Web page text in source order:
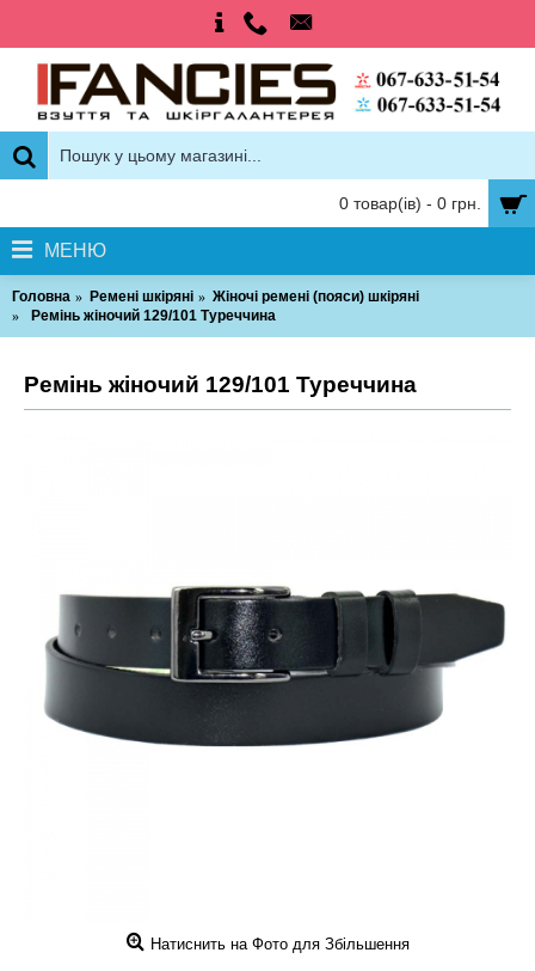
0 товар(ів) - 0 грн.
МЕНЮ
Головна Ремені шкіряні
Жіночі ремені (пояси) шкіряні
Ремінь жіночий 129/101 Туреччина
Ремінь жіночий 129/101 Туреччина
Натиснить на Фото для Збільшення